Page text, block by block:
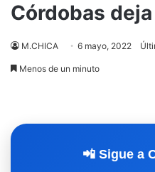
Córdobas
M.CHICA 6 mayo, 2022
Menos de un minuto
📲 Sigue a